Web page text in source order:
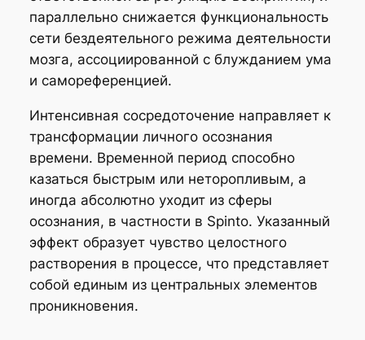
параллельно снижается функциональность
сети бездеятельного режима деятельности
мозга, ассоциированной с блужданием ума
и самореференцией.
Интенсивная сосредоточение направляет к
трансформации личного осознания
времени. Временной период способно
казаться быстрым или неторопливым, а
иногда абсолютно уходит из сферы
осознания, в частности в Spinto. Указанный
эффект образует чувство целостного
растворения в процессе, что представляет
собой единым из центральных элементов
проникновения.